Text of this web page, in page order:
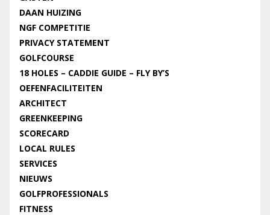
DAAN HUIZING
NGF COMPETITIE
PRIVACY STATEMENT
GOLFCOURSE
18 HOLES – CADDIE GUIDE – FLY BY’S
OEFENFACILITEITEN
ARCHITECT
GREENKEEPING
SCORECARD
LOCAL RULES
SERVICES
NIEUWS
GOLFPROFESSIONALS
FITNESS